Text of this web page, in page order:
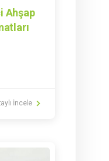
Ahşap
İncele